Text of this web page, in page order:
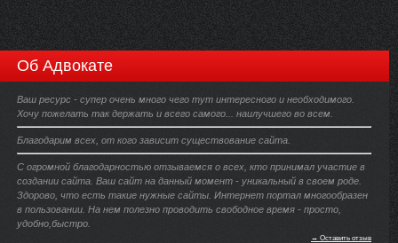
Об Адвокате
Ваш ресурс - супер очень много чего тут интересного и необходимого.
Хочу пожелать так держать и всего самого... наилучшего во всем.
Благодарим всех, от кого зависит существование сайта.
С огромной благодарностью отзываемся о всех, кто принимал участие в
создании сайта. Ваш сайт на данный момент - уникальный в своем роде.
Здорово, что есть такие нужные сайты. Интернет портал многообразен
в пользовании. На нем полезно проводить свободное время - просто,
удобно,быстро.
→ Оставить отзыв